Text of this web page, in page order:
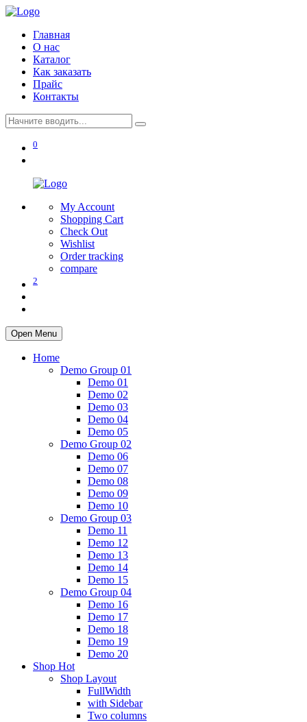
Главная
О нас
Каталог
Как заказать
Прайс
Контакты
0
My Account
Shopping Cart
Check Out
Wishlist
Order tracking
compare
2
Open Menu
Home
Demo Group 01
Demo 01
Demo 02
Demo 03
Demo 04
Demo 05
Demo Group 02
Demo 06
Demo 07
Demo 08
Demo 09
Demo 10
Demo Group 03
Demo 11
Demo 12
Demo 13
Demo 14
Demo 15
Demo Group 04
Demo 16
Demo 17
Demo 18
Demo 19
Demo 20
Shop Hot
Shop Layout
FullWidth
with Sidebar
Two columns